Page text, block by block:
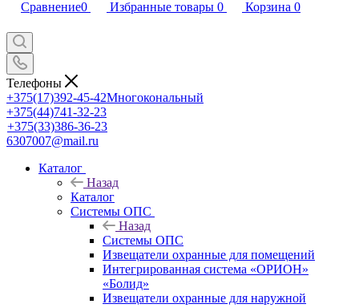
Сравнение0 Избранные товары 0 Корзина 0
Телефоны
+375(17)392-45-42Многокональный
+375(44)741-32-23
+375(33)386-36-23
6307007@mail.ru
Каталог
Назад
Каталог
Системы ОПС
Назад
Системы ОПС
Извещатели охранные для помещений
Интегрированная система «ОРИОН»
«Болид»
Извещатели охранные для наружной